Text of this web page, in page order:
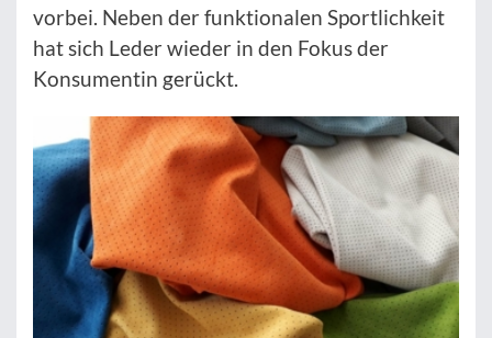
vorbei. Neben der funktionalen Sportlichkeit
hat sich Leder wieder in den Fokus der
Konsumentin gerückt.